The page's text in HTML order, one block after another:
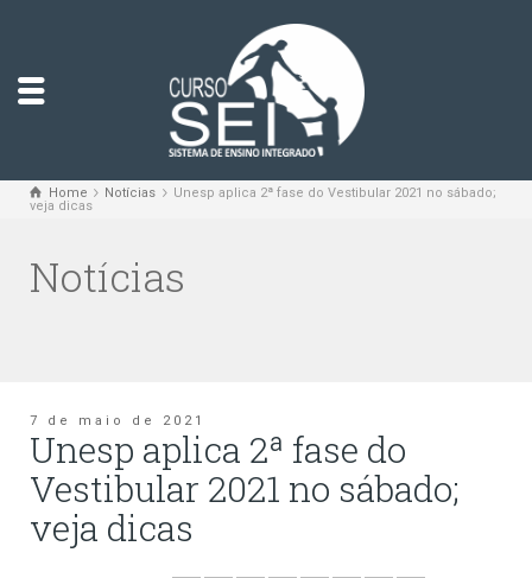
Home Notícias
Unesp aplica 2ª fase do Vestibular 2021 no sábado;
veja dicas
Notícias
7 de maio de 2021
Unesp aplica 2ª fase do
Vestibular 2021 no sábado;
veja dicas